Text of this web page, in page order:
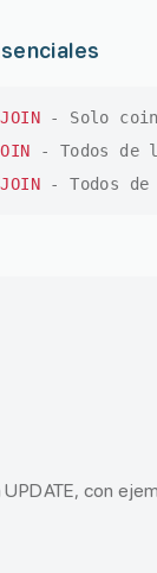
- Solo
- Todos de
- Todos de
con